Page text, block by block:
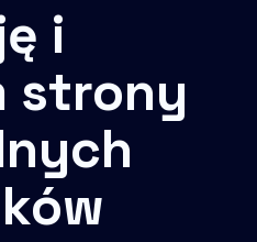
i
strony